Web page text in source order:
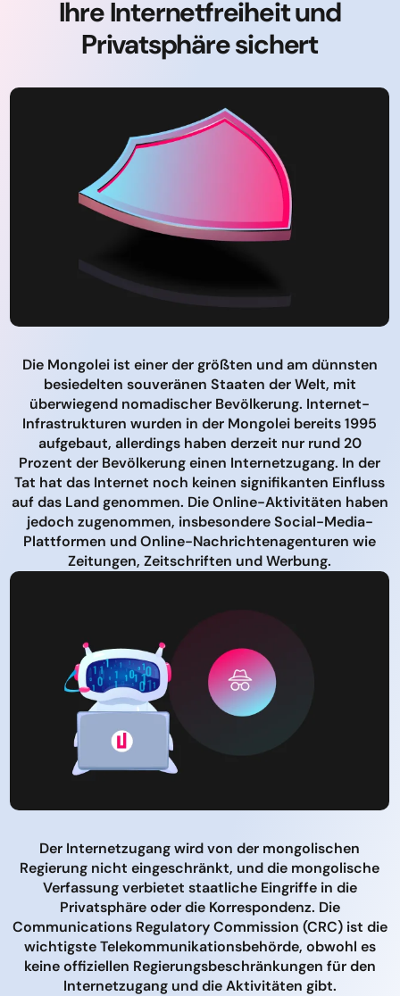
Ihre Internetfreiheit und
Privatsphäre sichert
Die Mongolei ist einer der größten und am dünnsten
besiedelten souveränen Staaten der Welt, mit
überwiegend nomadischer Bevölkerung. Internet-
Infrastrukturen wurden in der Mongolei bereits 1995
aufgebaut, allerdings haben derzeit nur rund 20
Prozent der Bevölkerung einen Internetzugang. In der
Tat hat das Internet noch keinen signifikanten Einfluss
auf das Land genommen. Die Online-Aktivitäten haben
jedoch zugenommen, insbesondere Social-Media-
Plattformen und Online-Nachrichtenagenturen wie
Zeitungen, Zeitschriften und Werbung.
Der Internetzugang wird von der mongolischen
Regierung nicht eingeschränkt, und die mongolische
Verfassung verbietet staatliche Eingriffe in die
Privatsphäre oder die Korrespondenz. Die
Communications Regulatory Commission (CRC) ist die
wichtigste Telekommunikationsbehörde, obwohl es
keine offiziellen Regierungsbeschränkungen für den
Internetzugang und die Aktivitäten gibt.